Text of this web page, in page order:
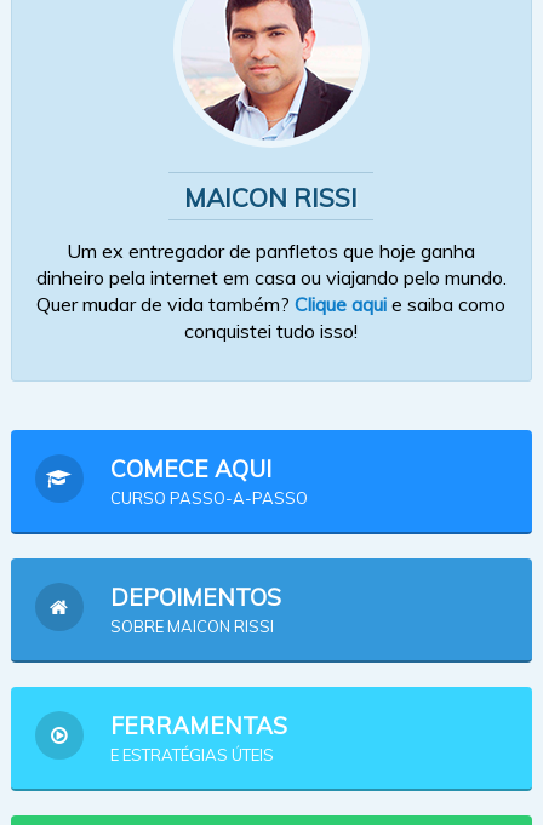
MAICON RISSI
Um ex entregador de panfletos que hoje ganha
dinheiro pela internet em casa ou viajando pelo mundo.
Quer mudar de vida também?Clique aqui e saiba como
conquistei tudo isso!
COMECE AQUI
CURSO PASSO-A-PASSO
DEPOIMENTOS
SOBRE MAICON RISSI
FERRAMENTAS
E ESTRATÉGIAS ÚTEIS